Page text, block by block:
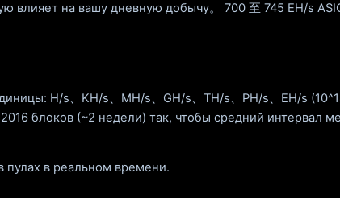
на вашу дневную добычу。 700 至 745 EH/s
H/s、KH/s、MH/s、GH/s、TH/s、PH/s、EH/s
блоков (~2 недели) так, чтобы средний интервал
пулах в реальном времени.